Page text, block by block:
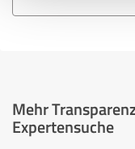
Mehr
Expertensuche